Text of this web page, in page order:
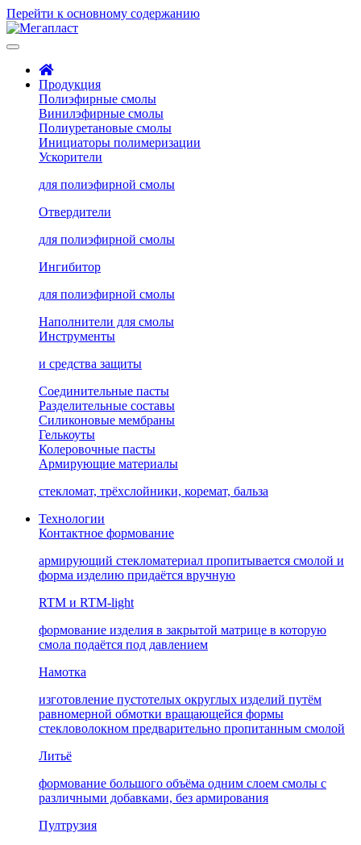
Перейти к основному содержанию
Продукция
Полиэфирные смолы
Винилэфирные смолы
Полиуретановые смолы
Инициаторы полимеризации
Ускорители
для полиэфирной смолы
Отвердители
для полиэфирной смолы
Ингибитор
для полиэфирной смолы
Наполнители для смолы
Инструменты
и средства защиты
Соединительные пасты
Разделительные составы
Силиконовые мембраны
Гелькоуты
Колеровочные пасты
Армирующие материалы
стекломат, трёхслойники, коремат, бальза
Технологии
Контактное формование
армирующий стекломатериал пропитывается смолой и
форма изделию придаётся вручную
RTM и RTM-light
формование изделия в закрытой матрице в которую
смола подаётся под давлением
Намотка
изготовление пустотелых округлых изделий путём
равномерной обмотки вращающейся формы
стекловолокном предварительно пропитанным смолой
Литьё
формование большого объёма одним слоем смолы с
различными добавками, без армирования
Пултрузия